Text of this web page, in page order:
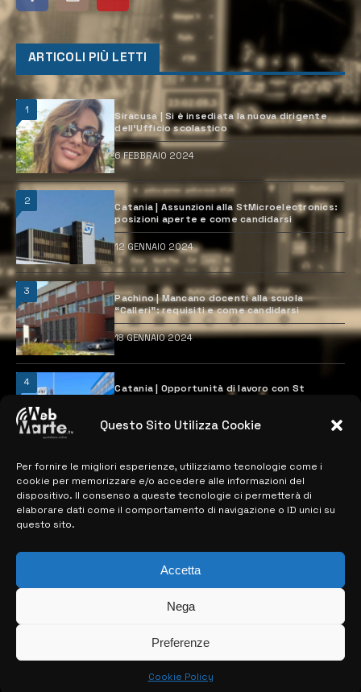
Questo Sito Utilizza Cookie
Per fornire le migliori esperienze, utilizziamo tecnologie come i
cookie per memorizzare e/o accedere alle informazioni del
dispositivo. Il consenso a queste tecnologie ci permetterà di
elaborare dati come il comportamento di navigazione o ID unici su
questo sito.
Accetta
Nega
Preferenze
Cookie Policy
ARTICOLI PIÙ LETTI
1
Siracusa | Si è insediata la nuova dirigente
dell’Ufficio scolastico
6 FEBBRAIO 2024
2
Catania | Assunzioni alla StMicroelectronics:
posizioni aperte e come candidarsi
12 GENNAIO 2024
3
Pachino | Mancano docenti alla scuola
“Calleri”: requisiti e come candidarsi
18 GENNAIO 2024
4
Catania | Opportunità di lavoro con St
28 MARZO 2024
MAPPA DEL SITO
> NOTIZIE
> CONTATTI